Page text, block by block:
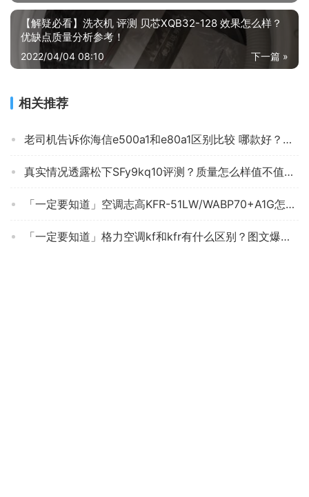
【解疑必看】洗衣机 评测 贝芯XQB32-128 效果怎么样？
优缺点质量分析参考！
下一篇 »
2022/04/04 08:10
相关推荐
老司机告诉你海信e500a1和e80a1区别比较 哪款好？评测解读该怎么选
真实情况透露松下SFy9kq10评测？质量怎么样值不值得买
「一定要知道」空调志高KFR-51LW/WABP70+A1G怎么样的质量，评测为什么这样？
「一定要知道」格力空调kf和kfr有什么区别？图文爆料分析